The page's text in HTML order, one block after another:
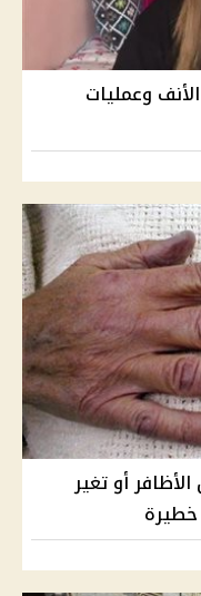
وعمليات
أو تغير